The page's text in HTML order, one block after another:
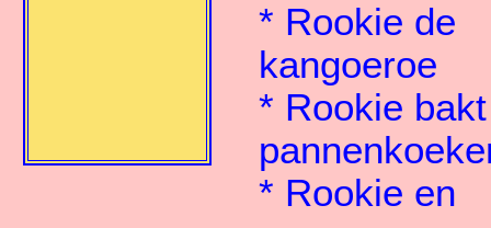
* Rookie de
kangoeroe
* Rookie bakt
* Rookie en